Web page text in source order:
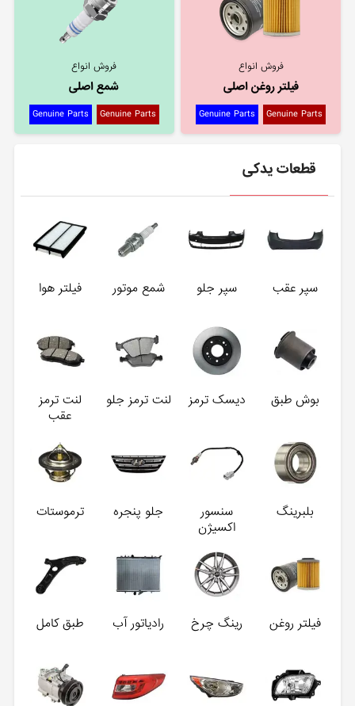
فروش انواع
فیلتر روغن اصلی
Genuine Parts
Genuine Parts
فروش انواع
شمع اصلی
Genuine Parts
Genuine Parts
قطعات یدکی
سپر عقب سپر جلو شمع موتور فیلتر هوا
بوش طبق دیسک ترمز لنت ترمز جلو
لنت ترمز
عقب
بلبرینگ
سنسور
اکسیژن
جلو پنجره ترموستات
فیلتر روغن رینگ چرخ رادیاتور آب طبق کامل